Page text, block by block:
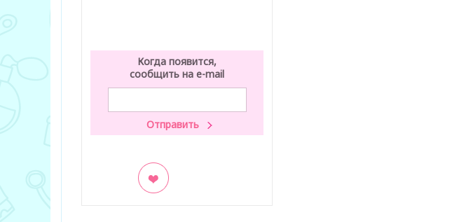
Когда появится,
сообщить на e-mail